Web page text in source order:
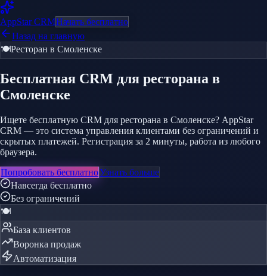
AppStarCRMНачать бесплатно
Назад на главную
🍽️Ресторан в Смоленске
Бесплатная CRM для ресторана в
Смоленске
Ищете бесплатную CRM для ресторана в Смоленске? AppStar
CRM — это система управления клиентами без ограничений и
скрытых платежей. Регистрация за 2 минуты, работа из любого
браузера.
Попробовать бесплатноУзнать больше
Навсегда бесплатно
Без ограничений
🍽️
База клиентов
Воронка продаж
Автоматизация